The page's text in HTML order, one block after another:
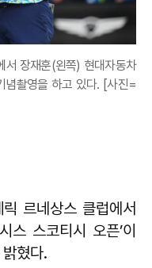
서 장재훈(왼쪽) 현대자동차
념촬영을 하고 있다. [사진=
르네상스 클럽에서
스코티시 오픈’이
혔다.